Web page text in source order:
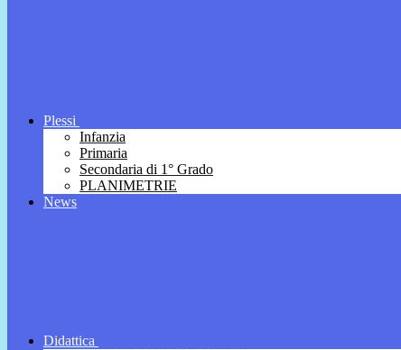
Plessi
Infanzia
Primaria
Secondaria di 1° Grado
PLANIMETRIE
News
Didattica